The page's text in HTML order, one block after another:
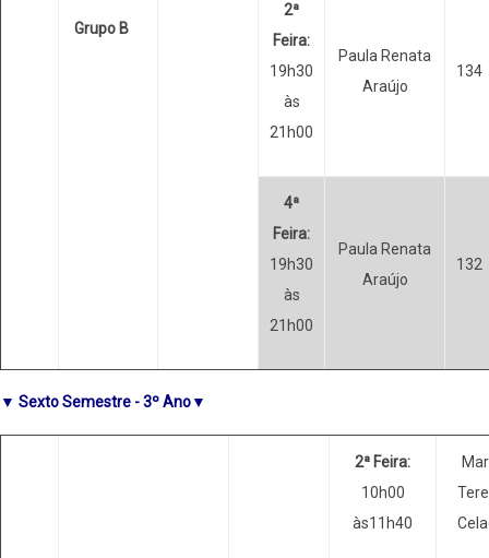
Grupo B
2ª
Feira:
19h30
às
21h00
Paula Renata
Araújo
134
4ª
Feira:
19h30
às
21h00
Paula Renata
Araújo
132
▼ Sexto Semestre - 3º Ano▼
2ª Feira:
10h00
às11h40